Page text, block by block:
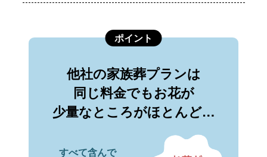
ポイント
他社の家族葬プランは
同じ料金でもお花が
少量なところがほとんど…
すべて含んで